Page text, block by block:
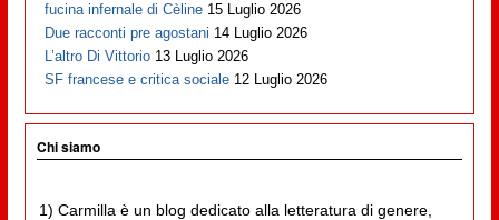
fucina infernale di Cèline 15 Luglio 2026
Due racconti pre agostani 14 Luglio 2026
L’altro Di Vittorio 13 Luglio 2026
SF francese e critica sociale 12 Luglio 2026
Chi siamo
1) Carmilla è un blog dedicato alla letteratura di genere,